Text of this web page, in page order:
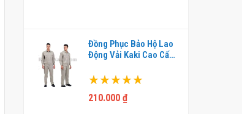
Đồng Phục Bảo Hộ Lao
Động Vải Kaki Cao Cấp -
Xếp hạng:
100%
210.000 ₫